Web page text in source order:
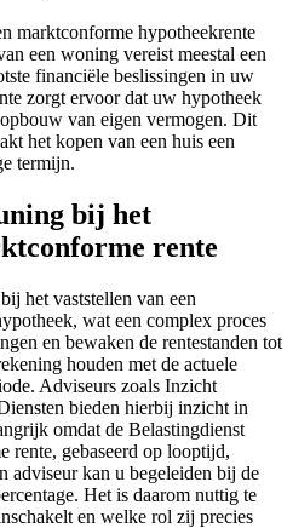
marktconforme hypotheekrente
een woning vereist meestal een
financiële beslissingen in uw
zorgt ervoor dat uw hypotheek
van eigen vermogen. Dit
het kopen van een huis een
termijn.
bij het
rente
het vaststellen van een
wat een complex proces
en bewaken de rentestanden tot
houden met de actuele
Adviseurs zoals Inzicht
bieden hierbij inzicht in
omdat de Belastingdienst
rente, gebaseerd op looptijd,
adviseur kan u begeleiden bij de
Het is daarom nuttig te
en welke rol zij precies